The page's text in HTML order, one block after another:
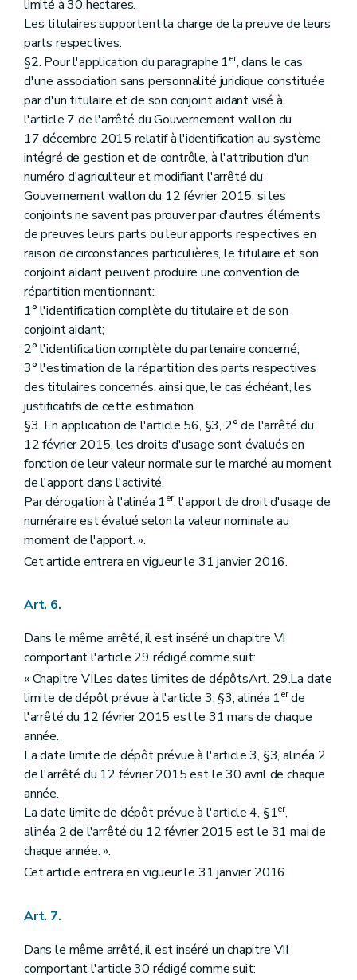
limité à 30 hectares.
Les titulaires supportent la charge de la preuve de leurs
parts respectives.
§2. Pour l'application du paragraphe 1er, dans le cas
d'une association sans personnalité juridique constituée
par d'un titulaire et de son conjoint aidant visé à
l'article 7 de l'arrêté du Gouvernement wallon du
17 décembre 2015 relatif à l'identification au système
intégré de gestion et de contrôle, à l'attribution d'un
numéro d'agriculteur et modifiant l'arrêté du
Gouvernement wallon du 12 février 2015, si les
conjoints ne savent pas prouver par d'autres éléments
de preuves leurs parts ou leur apports respectives en
raison de circonstances particulières, le titulaire et son
conjoint aidant peuvent produire une convention de
répartition mentionnant:
1° l'identification complète du titulaire et de son
conjoint aidant;
2° l'identification complète du partenaire concerné;
3° l'estimation de la répartition des parts respectives
des titulaires concernés, ainsi que, le cas échéant, les
justificatifs de cette estimation.
§3. En application de l'article 56, §3, 2° de l'arrêté du
12 février 2015, les droits d'usage sont évalués en
fonction de leur valeur normale sur le marché au moment
de l'apport dans l'activité.
Par dérogation à l'alinéa 1er, l'apport de droit d'usage de
numéraire est évalué selon la valeur nominale au
moment de l'apport. ».
Cet article entrera en vigueur le 31 janvier 2016.
Art. 6.
Dans le même arrêté, il est inséré un chapitre VI
comportant l'article 29 rédigé comme suit:
« Chapitre VILes dates limites de dépôtsArt. 29.La date
limite de dépôt prévue à l'article 3, §3, alinéa 1erde
l'arrêté du 12 février 2015 est le 31 mars de chaque
année.
La date limite de dépôt prévue à l'article 3, §3, alinéa 2
de l'arrêté du 12 février 2015 est le 30 avril de chaque
année.
La date limite de dépôt prévue à l'article 4, §1er,
alinéa 2 de l'arrêté du 12 février 2015 est le 31 mai de
chaque année. ».
Cet article entrera en vigueur le 31 janvier 2016.
Art. 7.
Dans le même arrêté, il est inséré un chapitre VII
comportant l'article 30 rédigé comme suit: